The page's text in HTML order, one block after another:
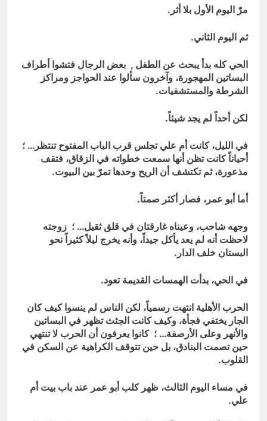
مرّ اليوم الأول بلا أثر.
ثم اليوم الثاني.
الحي كله بدأ يبحث عن الطفل , بعض الرجال فتشوا أطراف
البساتين المهجورة، وآخرون سألوا عند الحواجز ومراكز
الشرطة والمستشفيات.
لكن أحداً لم يجد شيئاً.
في الليل، كانت أم علي تجلس قرب الباب المفتوح تنتظر… ؛
أحياناً كانت تظن أنها سمعت خطواته في الزقاق، فتقف
مذعورة، ثم تكتشف أن الريح وحدها تمرّ بين البيوت.
أما أبو عمر، فصار أكثر صمتاً.
وجهه شاحب، وعيناه غارقتان في قلق ثقيل… ؛ زوجته
لاحظت أنه لم يعد يأكل جيداً، وأنه يخرج ليلاً كثيراً نحو
البستان خلف الدار.
في الحي، بدأت الهمسات القديمة تعود.
الحرب الأهلية انتهت رسمياً، لكن الناس لم ينسوا كيف كان
الجار يختفي فجأة، وكيف كانت الجثث تظهر في البساتين
والأنهر وعلى الأرصفة… ؛ كانوا يعرفون أن الحرب لا تنتهي
حين تصمت البنادق، بل حين تتوقف الكراهية عن السكن في
القلوب.
في مساء اليوم الثالث، ظهر كلب أبو عمر عند باب بيت أم
علي.